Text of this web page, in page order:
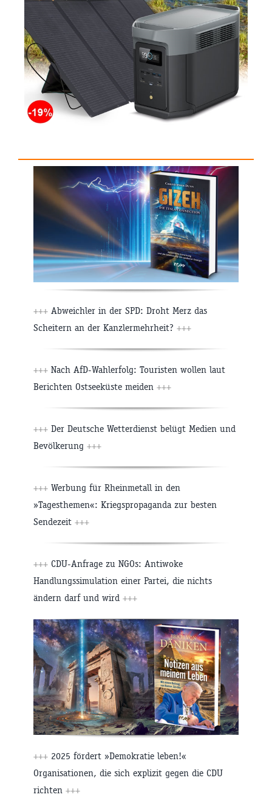
+++ Abweichler in der SPD: Droht Merz das
Scheitern an der Kanzlermehrheit? +++
+++ Nach AfD-Wahlerfolg: Touristen wollen laut
Berichten Ostseeküste meiden +++
+++ Der Deutsche Wetterdienst belügt Medien und
Bevölkerung +++
+++ Werbung für Rheinmetall in den
»Tagesthemen«: Kriegspropaganda zur besten
Sendezeit +++
+++ CDU-Anfrage zu NGOs: Antiwoke
Handlungssimulation einer Partei, die nichts
ändern darf und wird +++
+++ 2025 fördert »Demokratie leben!«
Organisationen, die sich explizit gegen die CDU
richten +++